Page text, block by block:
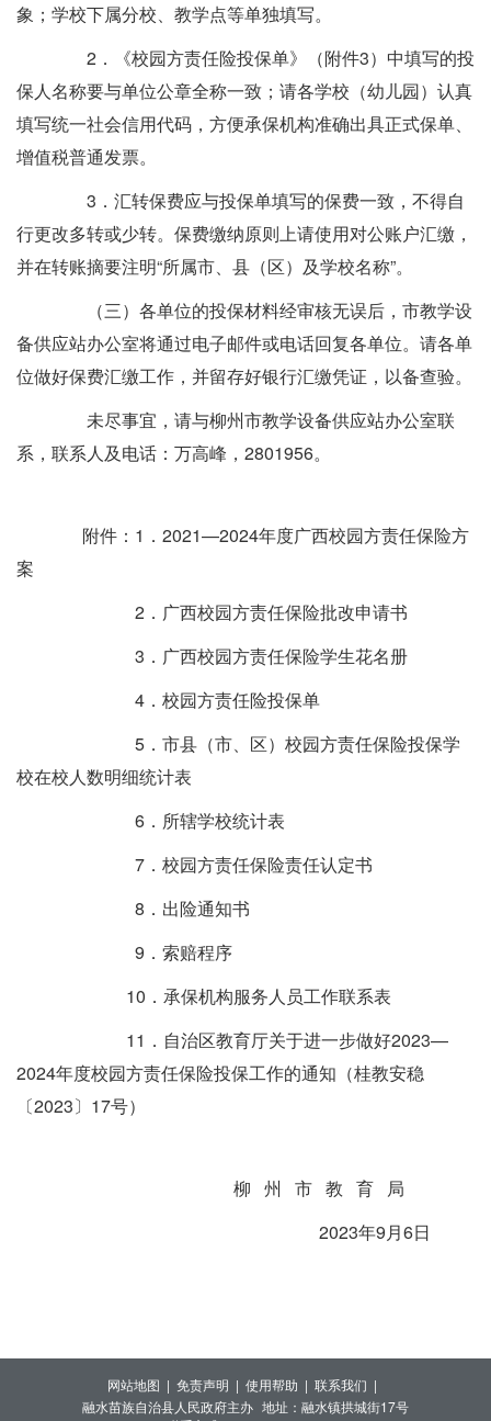
象；学校下属分校、教学点等单独填写。
2．《校园方责任险投保单》（附件3）中填写的投
保人名称要与单位公章全称一致；请各学校（幼儿园）认真
填写统一社会信用代码，方便承保机构准确出具正式保单、
增值税普通发票。
3．汇转保费应与投保单填写的保费一致，不得自
行更改多转或少转。保费缴纳原则上请使用对公账户汇缴，
并在转账摘要注明“所属市、县（区）及学校名称”。
（三）各单位的投保材料经审核无误后，市教学设
备供应站办公室将通过电子邮件或电话回复各单位。请各单
位做好保费汇缴工作，并留存好银行汇缴凭证，以备查验。
未尽事宜，请与柳州市教学设备供应站办公室联
系，联系人及电话：万高峰，2801956。
附件：1．2021—2024年度广西校园方责任保险方
案
2．广西校园方责任保险批改申请书
3．广西校园方责任保险学生花名册
4．校园方责任险投保单
5．市县（市、区）校园方责任保险投保学
校在校人数明细统计表
6．所辖学校统计表
7．校园方责任保险责任认定书
8．出险通知书
9．索赔程序
10．承保机构服务人员工作联系表
11．自治区教育厅关于进一步做好2023—
2024年度校园方责任保险投保工作的通知（桂教安稳
〔2023〕17号）
柳 州 市 教 育 局
2023年9月6日
网站地图 | 免责声明 | 使用帮助 | 联系我们 |
融水苗族自治县人民政府主办 地址：融水镇拱城街17号